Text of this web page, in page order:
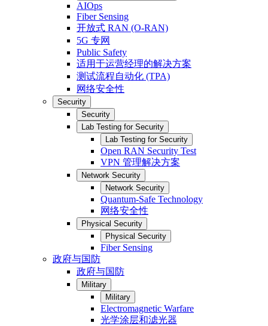
AIOps
Fiber Sensing
开放式 RAN (O-RAN)
5G 专网
Public Safety
适用于运营经理的解决方案
测试流程自动化 (TPA)
网络安全性
Security
Security
Lab Testing for Security
Lab Testing for Security
Open RAN Security Test
VPN 管理解决方案
Network Security
Network Security
Quantum-Safe Technology
网络安全性
Physical Security
Physical Security
Fiber Sensing
政府与国防
政府与国防
Military
Military
Electromagnetic Warfare
光学涂层和滤光器